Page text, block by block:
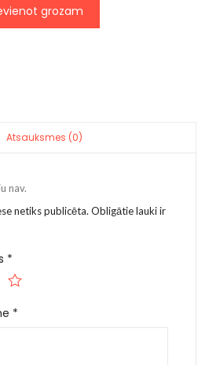
grozam
Atsauksmes (0)
nav.
netiks publicēta. Obligātie lauki ir
*
*